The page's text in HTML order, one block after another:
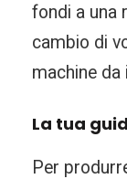
fondi a una
cambio di
machine da
La tua
Per